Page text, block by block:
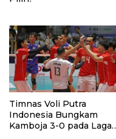
Timnas Voli Putra
Indonesia Bungkam
Kamboja 3-0 pada Laga